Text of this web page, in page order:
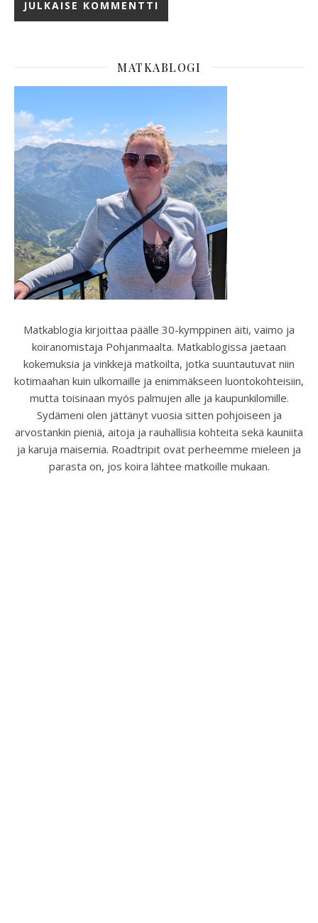
MATKABLOGI
Matkablogia kirjoittaa päälle 30-kymppinen äiti, vaimo ja
koiranomistaja Pohjanmaalta. Matkablogissa jaetaan
kokemuksia ja vinkkejä matkoilta, jotka suuntautuvat niin
kotimaahan kuin ulkomaille ja enimmäkseen luontokohteisiin,
mutta toisinaan myös palmujen alle ja kaupunkilomille.
Sydämeni olen jättänyt vuosia sitten pohjoiseen ja
arvostankin pieniä, aitoja ja rauhallisia kohteita sekä kauniita
ja karuja maisemia. Roadtripit ovat perheemme mieleen ja
parasta on, jos koira lähtee matkoille mukaan.